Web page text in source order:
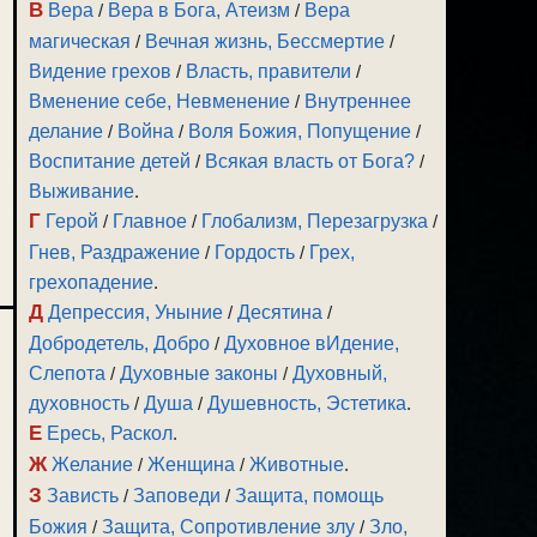
В Вера / Вера в Бога, Атеизм / Вера
магическая / Вечная жизнь, Бессмертие /
Видение грехов / Власть, правители /
Вменение себе, Невменение / Внутреннее
делание / Война / Воля Божия, Попущение /
Воспитание детей / Всякая власть от Бога? /
Выживание.
Г Герой / Главное / Глобализм, Перезагрузка /
Гнев, Раздражение / Гордость / Грех,
грехопадение.
Д Депрессия, Уныние /Десятина /
Добродетель, Добро /Духовное вИдение,
Слепота /Духовные законы /Духовный,
духовность /Душа /Душевность, Эстетика.
Е Ересь, Раскол.
Ж Желание /Женщина /Животные.
З Зависть /Заповеди /Защита, помощь
Божия /Защита, Сопротивление злу /Зло,